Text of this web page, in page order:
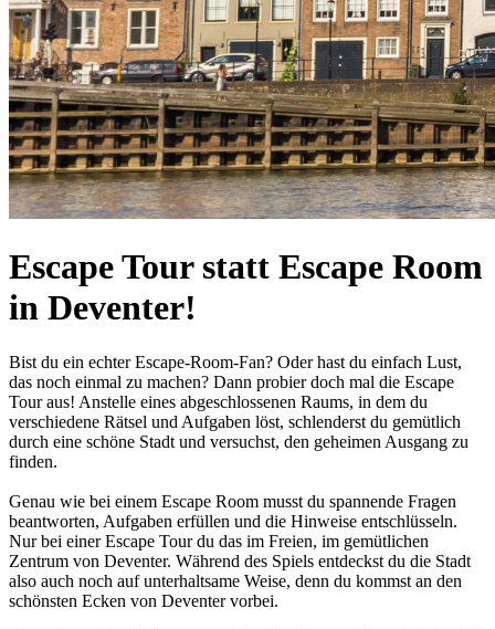
Escape Tour statt Escape Room
in Deventer!
Bist du ein echter Escape-Room-Fan? Oder hast du einfach Lust,
das noch einmal zu machen? Dann probier doch mal die Escape
Tour aus! Anstelle eines abgeschlossenen Raums, in dem du
verschiedene Rätsel und Aufgaben löst, schlenderst du gemütlich
durch eine schöne Stadt und versuchst, den geheimen Ausgang zu
finden.
Genau wie bei einem Escape Room musst du spannende Fragen
beantworten, Aufgaben erfüllen und die Hinweise entschlüsseln.
Nur bei einer Escape Tour du das im Freien, im gemütlichen
Zentrum von Deventer. Während des Spiels entdeckst du die Stadt
also auch noch auf unterhaltsame Weise, denn du kommst an den
schönsten Ecken von Deventer vorbei.